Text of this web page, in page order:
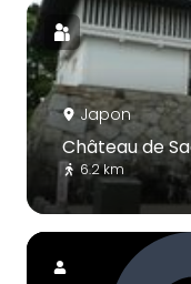
Japon
Château de
6.2 km